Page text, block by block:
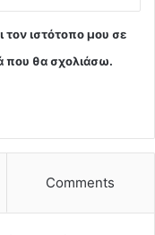
ιστότοπο μου σε
που θα σχολιάσω.
Comments